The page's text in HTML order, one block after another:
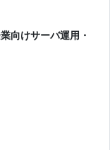
向けサーバ運用・